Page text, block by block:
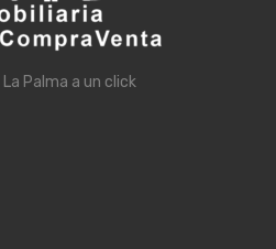
Palma a un click